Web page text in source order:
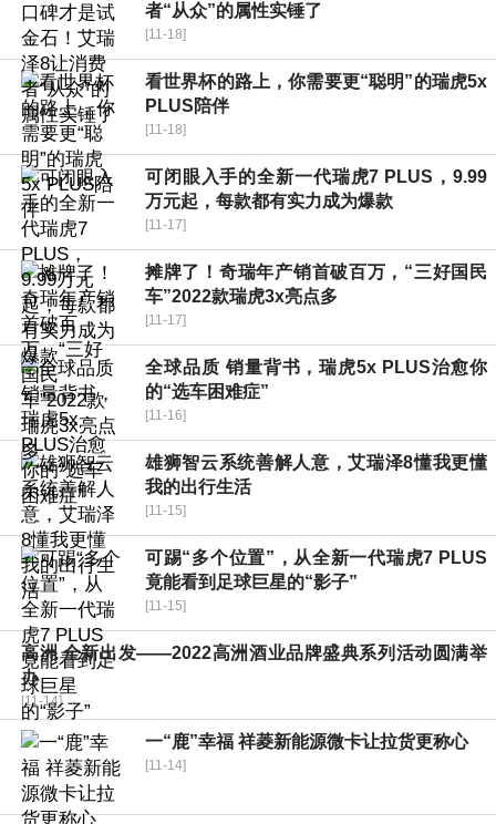
者“从众”的属性实锤了
[11-18]
看世界杯的路上，你需要更“聪明”的瑞虎5x
PLUS陪伴
[11-18]
可闭眼入手的全新一代瑞虎7 PLUS，9.99
万元起，每款都有实力成为爆款
[11-17]
摊牌了！奇瑞年产销首破百万，“三好国民
车”2022款瑞虎3x亮点多
[11-17]
全球品质 销量背书，瑞虎5x PLUS治愈你
的“选车困难症”
[11-16]
雄狮智云系统善解人意，艾瑞泽8懂我更懂
我的出行生活
[11-15]
可踢“多个位置”，从全新一代瑞虎7 PLUS
竟能看到足球巨星的“影子”
[11-15]
高洲 全新出发——2022高洲酒业品牌盛典系列活动圆满举
办
[11-14]
一“鹿”幸福 祥菱新能源微卡让拉货更称心
[11-14]